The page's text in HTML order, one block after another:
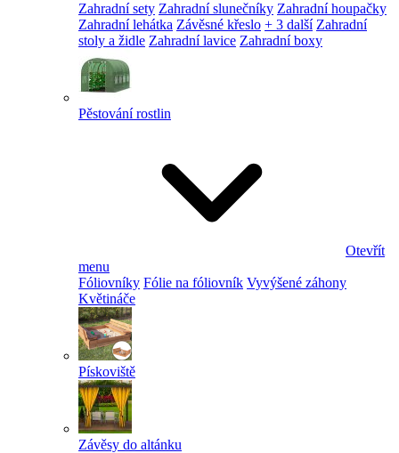
Zahradní sety Zahradní slunečníky Zahradní houpačky
Zahradní lehátka Závěsné křeslo + 3 další Zahradní
stoly a židle Zahradní lavice Zahradní boxy
Pěstování rostlin
Otevřít
menu
Fóliovníky Fólie na fóliovník Vyvýšené záhony
Květináče
Pískoviště
Závěsy do altánku